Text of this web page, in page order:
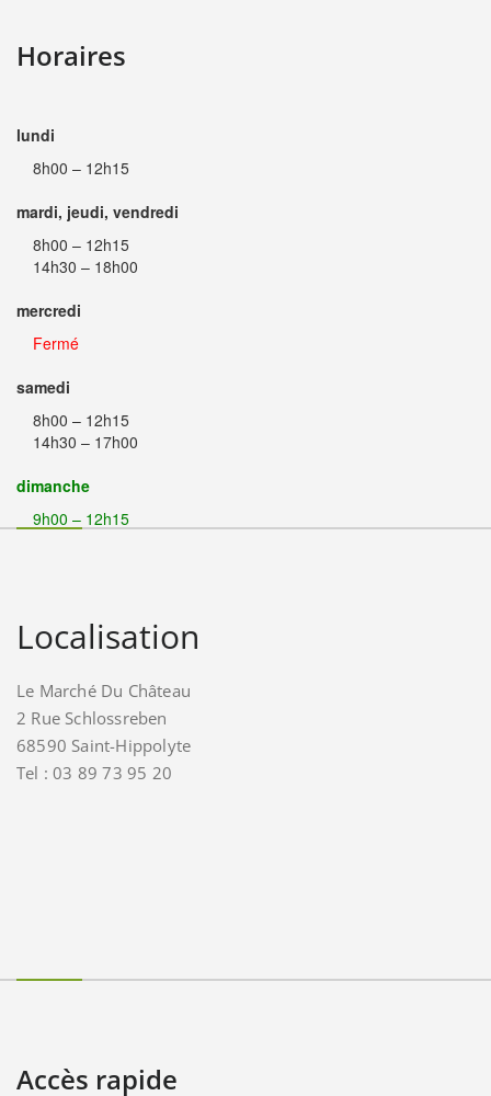
Horaires
lundi
8h00 – 12h15
mardi, jeudi, vendredi
8h00 – 12h15
14h30 – 18h00
mercredi
Fermé
samedi
8h00 – 12h15
14h30 – 17h00
dimanche
9h00 – 12h15
Localisation
Le Marché Du Château
2 Rue Schlossreben
68590 Saint-Hippolyte
Tel : 03 89 73 95 20
Accès rapide